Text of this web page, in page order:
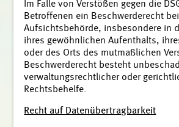
Im Falle von Verstößen gegen die
Betroffenen ein Beschwerderecht
Aufsichtsbehörde, insbesondere in
ihres gewöhnlichen Aufenthalts,
oder des Orts des mutmaßlichen
Beschwerderecht besteht
verwaltungsrechtlicher oder
Rechtsbehelfe.
Recht auf Datenübertragbarkeit